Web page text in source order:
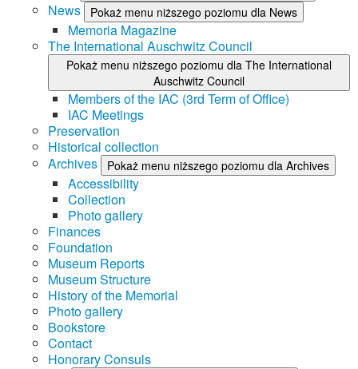
News Pokaż menu niższego poziomu dla News
Memoria Magazine
The International Auschwitz Council
Pokaż menu niższego poziomu dla The International
Auschwitz Council
Members of the IAC (3rd Term of Office)
IAC Meetings
Preservation
Historical collection
Archives
Pokaż menu niższego poziomu dla Archives
Accessibility
Collection
Photo gallery
Finances
Foundation
Museum Reports
Museum Structure
History of the Memorial
Photo gallery
Bookstore
Contact
Honorary Consuls